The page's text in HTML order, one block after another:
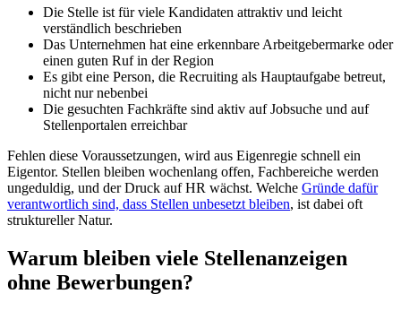
Die Stelle ist für viele Kandidaten attraktiv und leicht
verständlich beschrieben
Das Unternehmen hat eine erkennbare Arbeitgebermarke oder
einen guten Ruf in der Region
Es gibt eine Person, die Recruiting als Hauptaufgabe betreut,
nicht nur nebenbei
Die gesuchten Fachkräfte sind aktiv auf Jobsuche und auf
Stellenportalen erreichbar
Fehlen diese Voraussetzungen, wird aus Eigenregie schnell ein
Eigentor. Stellen bleiben wochenlang offen, Fachbereiche werden
ungeduldig, und der Druck auf HR wächst. Welche Gründe dafür
verantwortlich sind, dass Stellen unbesetzt bleiben, ist dabei oft
struktureller Natur.
Warum bleiben viele Stellenanzeigen
ohne Bewerbungen?